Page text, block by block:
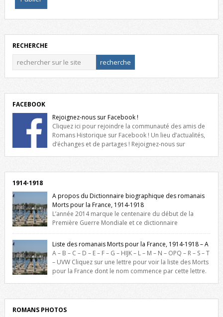
RECHERCHE
FACEBOOK
Rejoignez-nous sur Facebook !
Cliquez ici pour rejoindre la communauté des amis de
Romans Historique sur Facebook ! Un lieu d’actualités,
d’échanges et de partages ! Rejoignez-nous sur
1914-1918
A propos du Dictionnaire biographique des romanais
Morts pour la France, 1914-1918
L’année 2014 marque le centenaire du début de la
Première Guerre Mondiale et ce dictionnaire
biographique veut rendre hommage aux romanais Morts pour la
France durant ce conflit. La base de cette recherche historique est
constituée des noms gravés sur les plaques commémoratives de
l’Hôtel de Ville, du lycée du Dauphiné et du lycée Triboulet, […]
Liste des romanais Morts pour la France, 1914-1918 – A
A – B – C – D – E – F – G – HIJK – L – M – N – OPQ – R – S – T
– UVW Cliquez sur une lettre pour voir la liste des Morts
pour la France dont le nom commence par cette lettre.
ROMANS PHOTOS